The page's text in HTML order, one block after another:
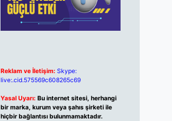
Reklam ve İletişim: Skype:
live:.cid.575569c608265c69
Yasal Uyarı: Bu internet sitesi, herhangi
bir marka, kurum veya şahıs şirketi ile
hiçbir bağlantısı bulunmamaktadır.